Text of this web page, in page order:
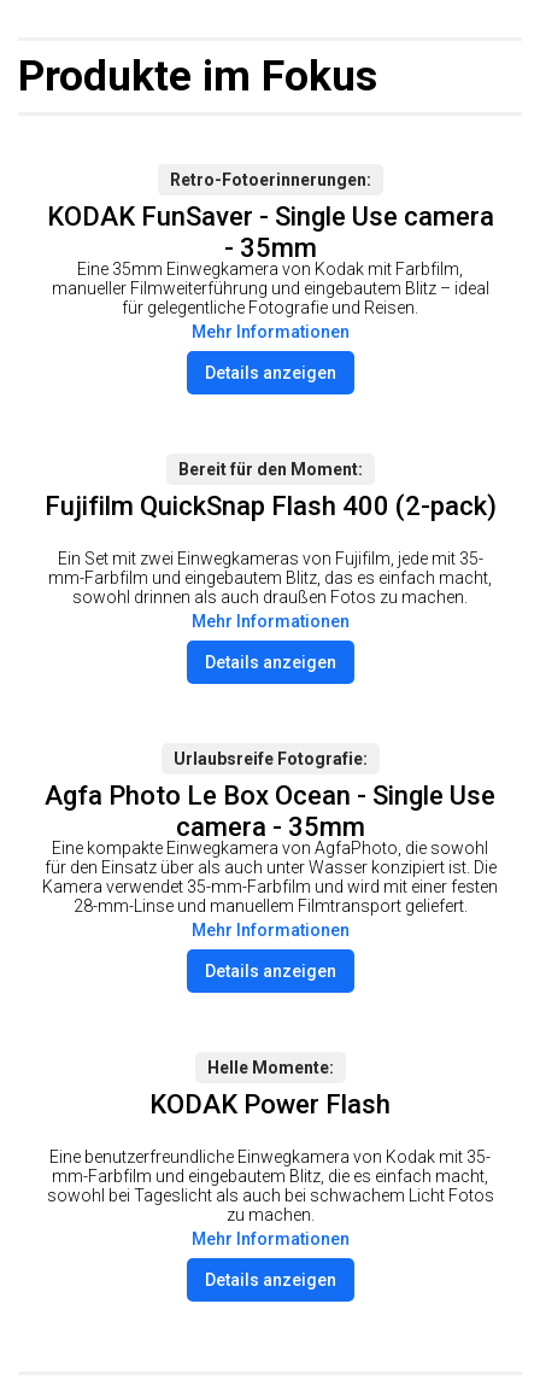
Produkte im Fokus
Retro-Fotoerinnerungen
KODAK FunSaver - Single Use camera
- 35mm
Eine 35mm Einwegkamera von Kodak mit Farbfilm,
manueller Filmweiterführung und eingebautem Blitz – ideal
für gelegentliche Fotografie und Reisen.
Details anzeigen
Mehr Informationen
Bereit für den Moment
Fujifilm QuickSnap Flash 400 (2-pack)
Ein Set mit zwei Einwegkameras von Fujifilm, jede mit 35-
mm-Farbfilm und eingebautem Blitz, das es einfach macht,
sowohl drinnen als auch draußen Fotos zu machen.
Details anzeigen
Mehr Informationen
Urlaubsreife Fotografie
Agfa Photo Le Box Ocean - Single Use
camera - 35mm
Eine kompakte Einwegkamera von AgfaPhoto, die sowohl
für den Einsatz über als auch unter Wasser konzipiert ist. Die
Kamera verwendet 35-mm-Farbfilm und wird mit einer festen
28-mm-Linse und manuellem Filmtransport geliefert.
Details anzeigen
Mehr Informationen
Helle Momente
KODAK Power Flash
Eine benutzerfreundliche Einwegkamera von Kodak mit 35-
mm-Farbfilm und eingebautem Blitz, die es einfach macht,
sowohl bei Tageslicht als auch bei schwachem Licht Fotos
zu machen.
Details anzeigen
Mehr Informationen